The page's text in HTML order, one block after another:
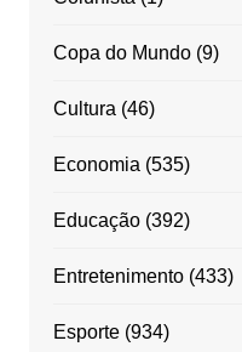
Copa do Mundo(9)
Cultura (46)
Economia (535)
Educação(392)
Entretenimento(433)
Esporte(934)